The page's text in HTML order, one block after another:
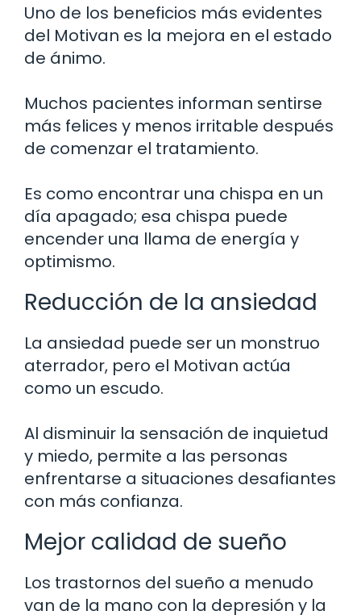
Uno de los beneficios más evidentes
del Motivan es la mejora en el estado
de ánimo.
Muchos pacientes informan sentirse
más felices y menos irritable después
de comenzar el tratamiento.
Es como encontrar una chispa en un
día apagado; esa chispa puede
encender una llama de energía y
optimismo.
Reducción de la ansiedad
La ansiedad puede ser un monstruo
aterrador, pero el Motivan actúa
como un escudo.
Al disminuir la sensación de inquietud
y miedo, permite a las personas
enfrentarse a situaciones desafiantes
con más confianza.
Mejor calidad de sueño
Los trastornos del sueño a menudo
van de la mano con la depresión y la